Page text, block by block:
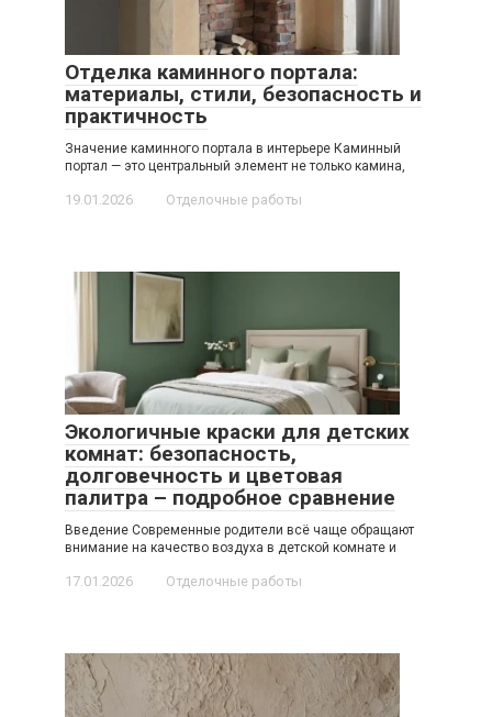
Отделка каминного портала:
материалы, стили, безопасность и
практичность
Значение каминного портала в интерьере Каминный
портал — это центральный элемент не только камина,
19.01.2026 Отделочные работы
Экологичные краски для детских
комнат: безопасность,
долговечность и цветовая
палитра – подробное сравнение
Введение Современные родители всё чаще обращают
внимание на качество воздуха в детской комнате и
17.01.2026 Отделочные работы